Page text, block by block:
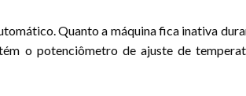
Quanto a máquina fica inativa
o potenciômetro de ajuste de